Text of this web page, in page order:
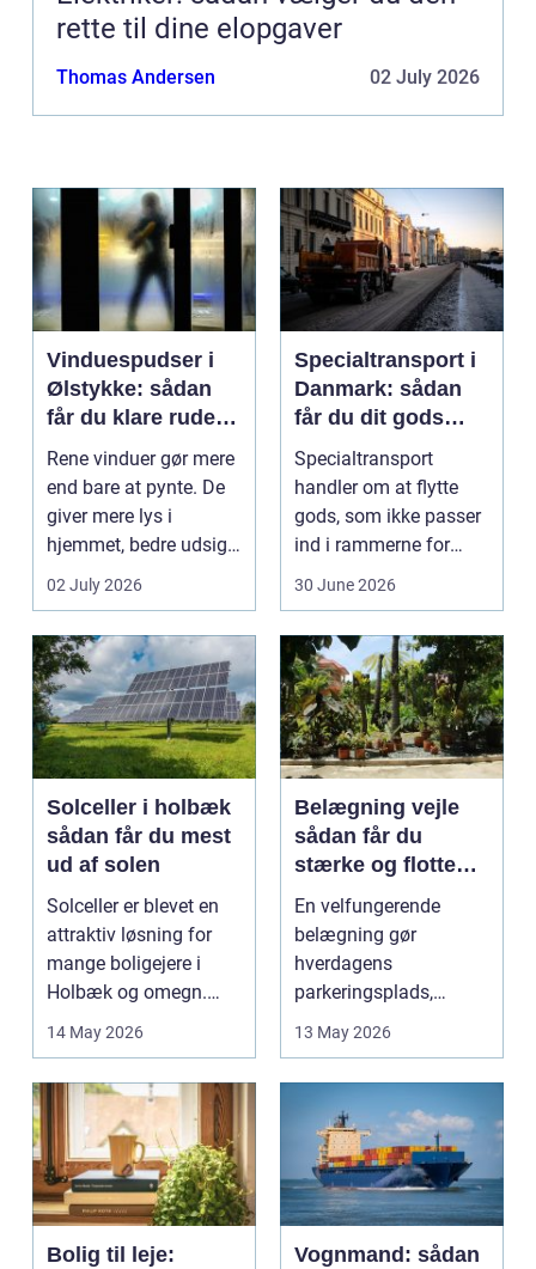
rette til dine elopgaver
Thomas Andersen 02 July 2026
Vinduespudser i
Ølstykke: sådan
får du klare ruder
året rundt
Rene vinduer gør mere
end bare at pynte. De
giver mere lys i
hjemmet, bedre udsigt
og et p&ae...
02 July 2026
Specialtransport i
Danmark: sådan
får du dit gods
sikkert frem
Specialtransport
handler om at flytte
gods, som ikke passer
ind i rammerne for
almindelig
30 June 2026
Solceller i holbæk
sådan får du mest
ud af solen
Solceller er blevet en
attraktiv løsning for
mange boligejere i
Holbæk og omegn.
Flere ønsker at sæn...
14 May 2026
Belægning vejle
sådan får du
stærke og flotte
udendørs arealer
En velfungerende
belægning gør
hverdagens
parkeringsplads,
terrasse eller
gårdsplads både pæn
og pra...
13 May 2026
Bolig til leje:
Vognmand: sådan